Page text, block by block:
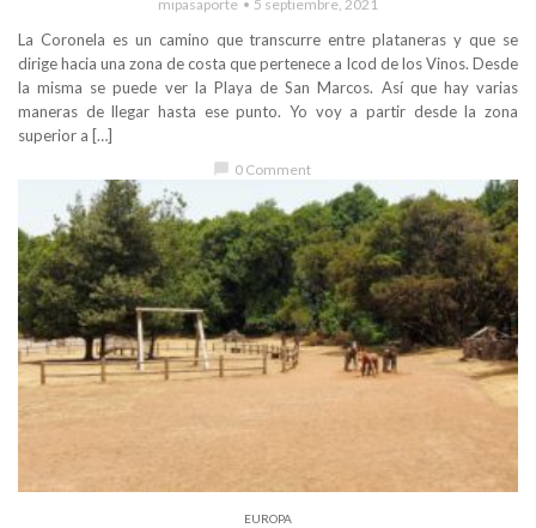
mipasaporte 5 septiembre, 2021
La Coronela es un camino que transcurre entre plataneras y que se
dirige hacia una zona de costa que pertenece a Icod de los Vinos. Desde
la misma se puede ver la Playa de San Marcos. Así que hay varias
maneras de llegar hasta ese punto. Yo voy a partir desde la zona
superior a […]
chat_bubble 0 Comment
EUROPA